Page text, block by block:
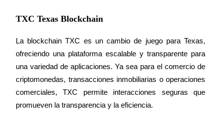
Guía
Guía de inicio de futuros
TXC Texas Blockchain
La blockchain TXC es un cambio de juego para Texas,
ofreciendo una plataforma escalable y transparente para
una variedad de aplicaciones. Ya sea para el comercio de
criptomonedas, transacciones inmobiliarias o operaciones
comerciales, TXC permite interacciones seguras que
promueven la transparencia y la eficiencia.